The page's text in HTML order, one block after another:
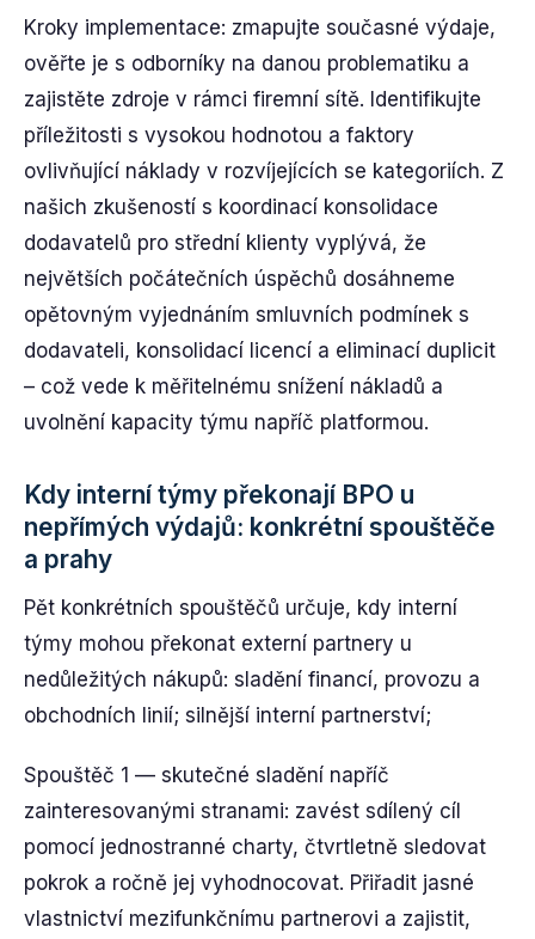
Kroky implementace: zmapujte současné výdaje,
ověřte je s odborníky na danou problematiku a
zajistěte zdroje v rámci firemní sítě. Identifikujte
příležitosti s vysokou hodnotou a faktory
ovlivňující náklady v rozvíjejících se kategoriích. Z
našich zkušeností s koordinací konsolidace
dodavatelů pro střední klienty vyplývá, že
největších počátečních úspěchů dosáhneme
opětovným vyjednáním smluvních podmínek s
dodavateli, konsolidací licencí a eliminací duplicit
– což vede k měřitelnému snížení nákladů a
uvolnění kapacity týmu napříč platformou.
Kdy interní týmy překonají BPO u
nepřímých výdajů: konkrétní spouštěče
a prahy
Pět konkrétních spouštěčů určuje, kdy interní
týmy mohou překonat externí partnery u
nedůležitých nákupů: sladění financí, provozu a
obchodních linií; silnější interní partnerství;
Spouštěč 1 — skutečné sladění napříč
zainteresovanými stranami: zavést sdílený cíl
pomocí jednostranné charty, čtvrtletně sledovat
pokrok a ročně jej vyhodnocovat. Přiřadit jasné
vlastnictví mezifunkčnímu partnerovi a zajistit,